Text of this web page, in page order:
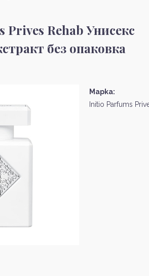
Rehab Унисекс
без опаковка
Марка:
Initio Parfums